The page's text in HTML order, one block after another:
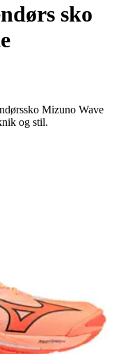
sko
Mizuno Wave
og stil.